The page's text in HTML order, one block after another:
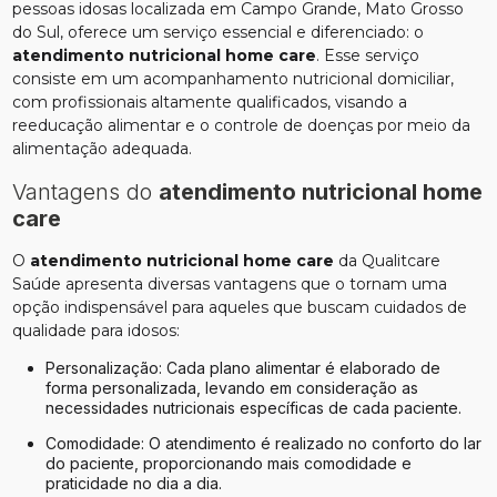
pessoas idosas localizada em Campo Grande, Mato Grosso
do Sul, oferece um serviço essencial e diferenciado: o
atendimento nutricional home care. Esse serviço
consiste em um acompanhamento nutricional domiciliar,
com profissionais altamente qualificados, visando a
reeducação alimentar e o controle de doenças por meio da
alimentação adequada.
Vantagens do atendimento nutricional home
care
O atendimento nutricional home care da Qualitcare
Saúde apresenta diversas vantagens que o tornam uma
opção indispensável para aqueles que buscam cuidados de
qualidade para idosos:
Personalização: Cada plano alimentar é elaborado de
forma personalizada, levando em consideração as
necessidades nutricionais específicas de cada paciente.
Comodidade: O atendimento é realizado no conforto do lar
do paciente, proporcionando mais comodidade e
praticidade no dia a dia.